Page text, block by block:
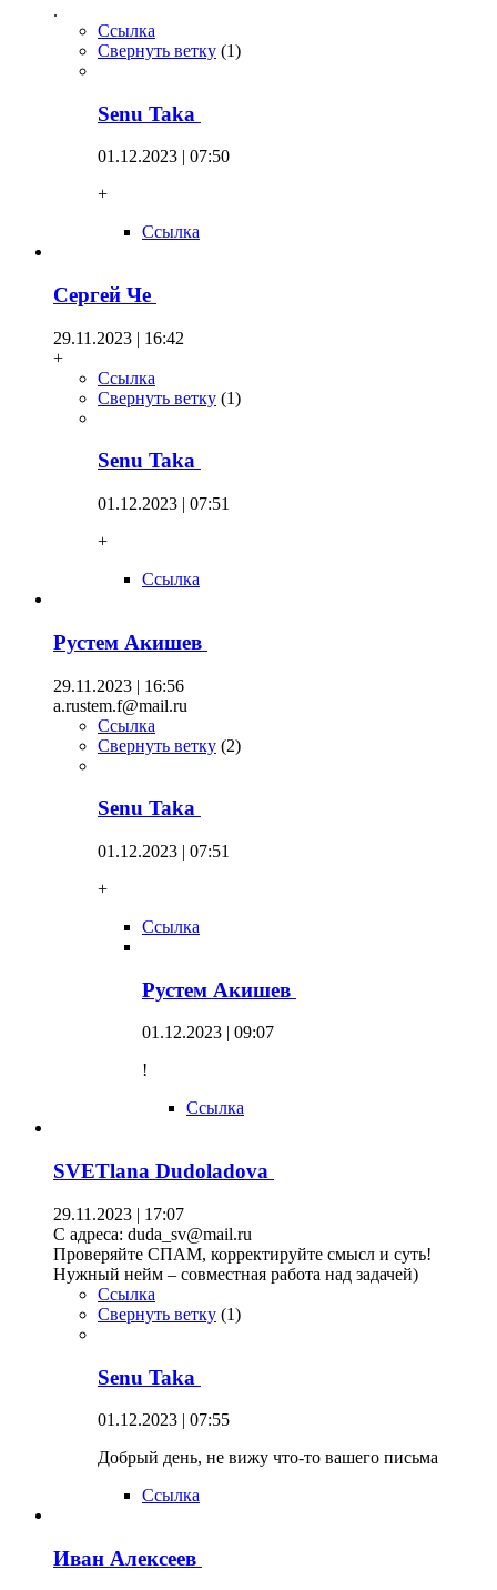
.
Ссылка
Свернуть ветку (1)
Senu Taka
01.12.2023 | 07:50
+
Ссылка
Сергей Че
29.11.2023 | 16:42
+
Ссылка
Свернуть ветку (1)
Senu Taka
01.12.2023 | 07:51
+
Ссылка
Рустем Акишев
29.11.2023 | 16:56
a.rustem.f@mail.ru
Ссылка
Свернуть ветку (2)
Senu Taka
01.12.2023 | 07:51
+
Ссылка
Рустем Акишев
01.12.2023 | 09:07
!
Ссылка
SVETlana Dudoladova
29.11.2023 | 17:07
С адреса: duda_sv@mail.ru
Проверяйте СПАМ, корректируйте смысл и суть!
Нужный нейм – совместная работа над задачей)
Ссылка
Свернуть ветку (1)
Senu Taka
01.12.2023 | 07:55
Добрый день, не вижу что-то вашего письма
Ссылка
Иван Алексеев